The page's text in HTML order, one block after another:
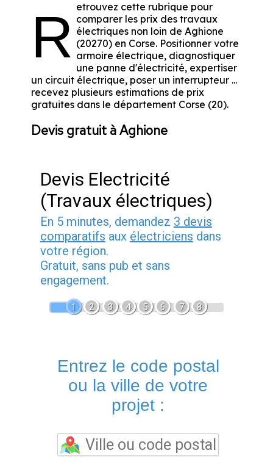
R etrouvez cette rubrique pour
comparer les prix des travaux
électriques non loin de Aghione
(20270) en Corse. Positionner votre
armoire électrique, diagnostiquer
une panne d'électricité, expertiser
un circuit électrique, poser un interrupteur ...
recevez plusieurs estimations de prix
gratuites dans le département Corse (20).
Devis gratuit à Aghione
Devis Electricité
(Travaux électriques)
En 5 minutes, demandez 3 devis
comparatifs aux électriciens dans
votre région.
Gratuit, sans pub et sans
engagement.
1 2 3 4 5 6 7 8
Entrez le code postal
ou la ville de votre
projet :